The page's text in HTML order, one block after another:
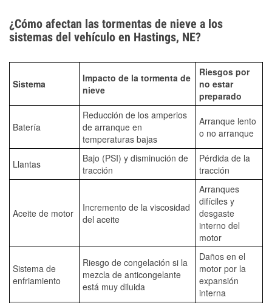
¿Cómo afectan las tormentas de nieve a los
sistemas del vehículo en Hastings, NE?
Sistema
Impacto de la tormenta de
nieve
Riesgos por
no estar
preparado
Batería
Reducción de los amperios
de arranque en
temperaturas bajas
Arranque lento
o no arranque
Llantas
Bajo (PSI) y disminución de
tracción
Pérdida de la
tracción
Aceite de motor
Incremento de la viscosidad
del aceite
Arranques
difíciles y
desgaste
interno del
motor
Sistema de
enfriamiento
Riesgo de congelación si la
mezcla de anticongelante
está muy diluida
Daños en el
motor por la
expansión
interna